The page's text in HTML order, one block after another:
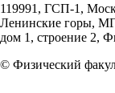
119991, ГСП-1,
Ленинские горы,
дом 1, строение 2,
© Физический